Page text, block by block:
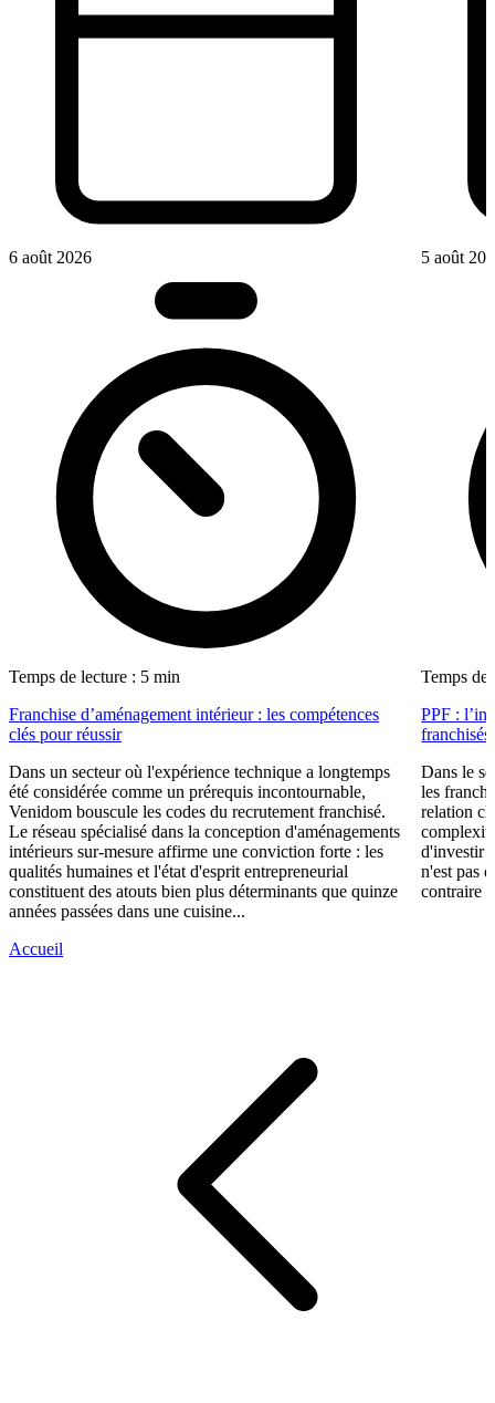
6 août 2026
Temps de lecture : 5 min
Franchise d’aménagement intérieur : les compétences
clés pour réussir
Dans un secteur où l'expérience technique a longtemps
été considérée comme un prérequis incontournable,
Venidom bouscule les codes du recrutement franchisé.
Le réseau spécialisé dans la conception d'aménagements
intérieurs sur-mesure affirme une conviction forte : les
qualités humaines et l'état d'esprit entrepreneurial
constituent des atouts bien plus déterminants que quinze
années passées dans une cuisine...
5 août
Temps de
PPF :
franchisés
Dans le
les
relation
d'investir
n'est pas
contraire
Accueil